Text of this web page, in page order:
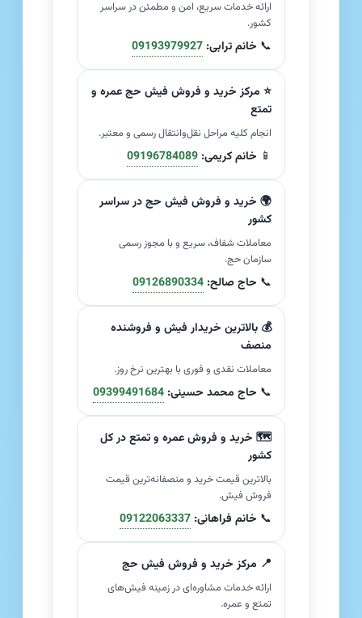
ارائه خدمات سریع، امن و مطمئن در سراسر
کشور.
📞 خانم ترابی: 09193979927
⭐ مرکز خرید و فروش فیش حج عمره و
تمتع
انجام کلیه مراحل نقل‌وانتقال رسمی و معتبر.
📱 خانم کریمی: 09196784089
🌍 خرید و فروش فیش حج در سراسر
کشور
معاملات شفاف، سریع و با مجوز رسمی
سازمان حج.
📞 حاج صالح: 09126890334
💰 بالاترین خریدار فیش و فروشنده
منصف
معاملات نقدی و فوری با بهترین نرخ روز.
📞 حاج محمد حسینی: 09399491684
🗺️ خرید و فروش عمره و تمتع در کل
کشور
بالاترین قیمت خرید و منصفانه‌ترین قیمت
فروش فیش.
📞 خانم فراهانی: 09122063337
📍 مرکز خرید و فروش فیش حج
ارائه خدمات مشاوره‌ای در زمینه فیش‌های
تمتع و عمره.